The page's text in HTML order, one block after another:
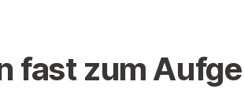
fast zum